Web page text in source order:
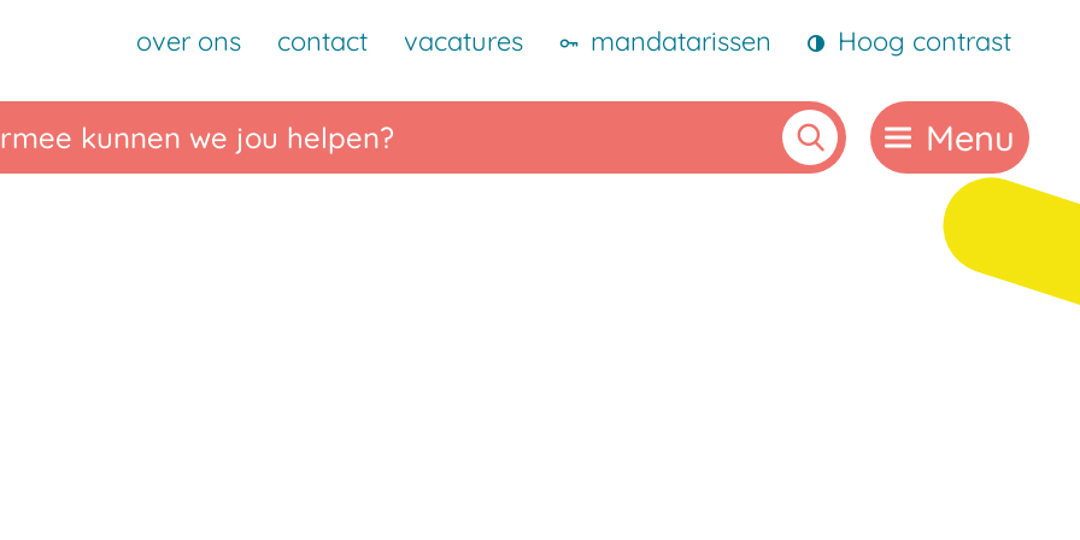
inhoud
over ons contact vacatures mandatarissen Hoog contrast
Zoeken Menu